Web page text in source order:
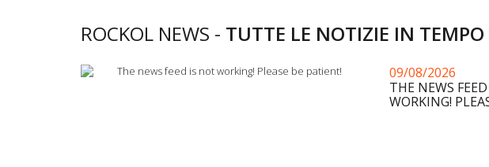
ROCKOL NEWS - TUTTE LE NOTIZIE IN TEMPO
09/08/2026
THE NEWS
WORKING!